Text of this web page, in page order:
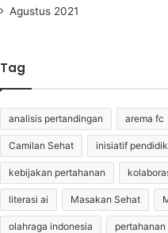
Agustus 2021
Tag
analisis pertandingan arema fc
Camilan Sehat inisiatif
kebijakan pertahanan
literasi ai Masakan Sehat
olahraga indonesia pertahanan